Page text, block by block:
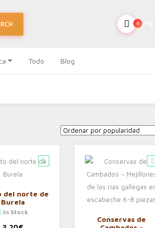
0
Todo Blog
del norte de
Burela
In Stock
Conservas de